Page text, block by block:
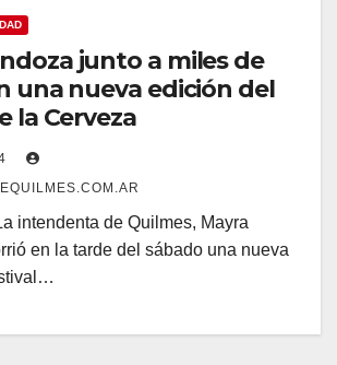
junto a miles de
una nueva edición del
la Cerveza
intendenta de Quilmes, Mayra
en la tarde del sábado una nueva